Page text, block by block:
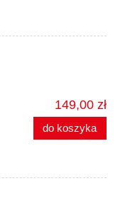
149,00 zł
do koszyka